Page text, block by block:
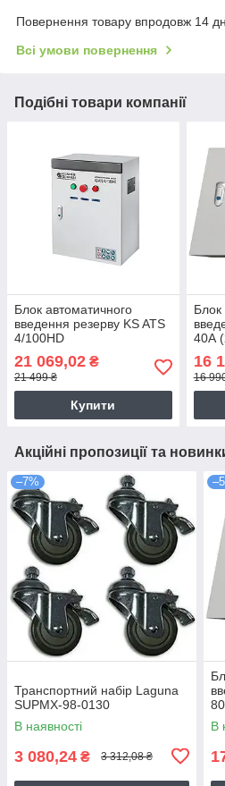
Повернення товару впродовж 14
Всі умови повернення
Подібні товари компанії
Блок автоматичного
введення резерву KS ATS
4/100HD
21 069,02 ₴
21 499 ₴
Купити
Блок
40А
16
16
Акційні пропозиції та
–7%
Транспортний набір Laguna
SUPMX-98-0130
В наявності
3 080,24 ₴ 3 312,08 ₴
В